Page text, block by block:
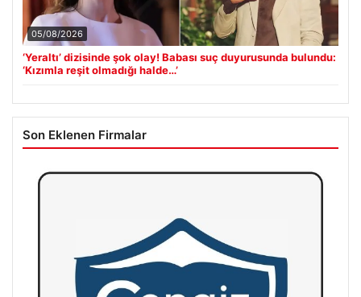
05/08/2026
‘Yeraltı’ dizisinde şok olay! Babası suç duyurusunda bulundu:
‘Kızımla reşit olmadığı halde…’
Son Eklenen Firmalar